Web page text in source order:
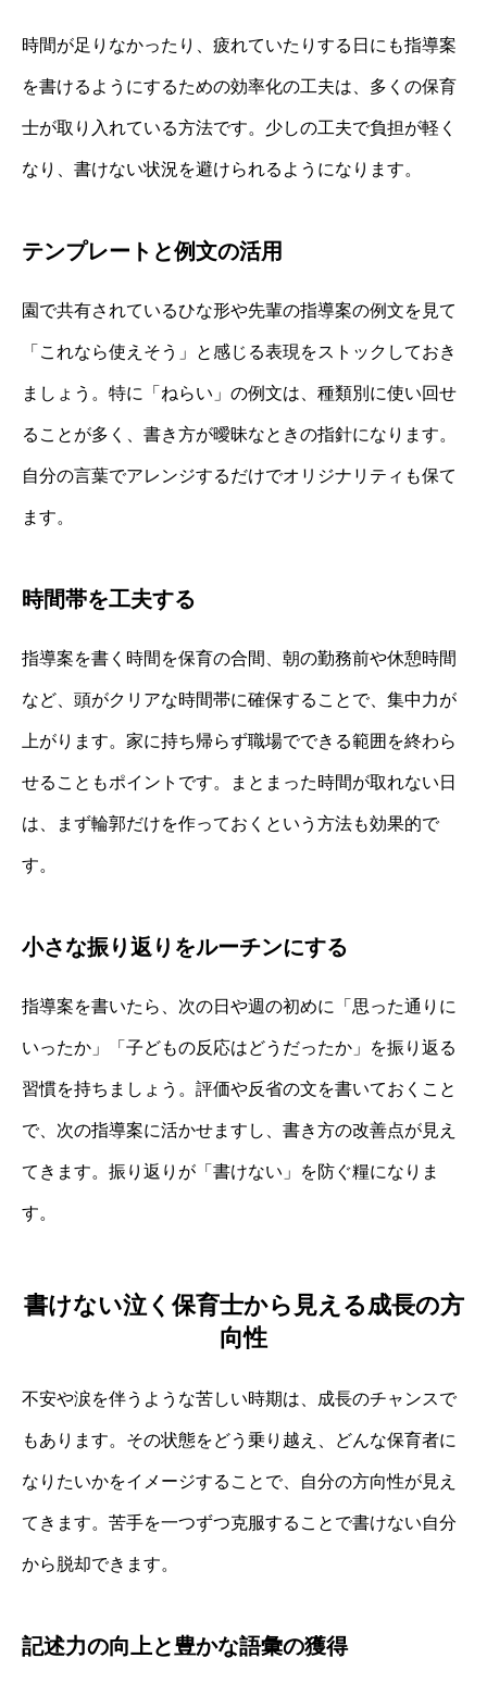
時間が足りなかったり、疲れていたりする日にも指導案
を書けるようにするための効率化の工夫は、多くの保育
士が取り入れている方法です。少しの工夫で負担が軽く
なり、書けない状況を避けられるようになります。
テンプレートと例文の活用
園で共有されているひな形や先輩の指導案の例文を見て
「これなら使えそう」と感じる表現をストックしておき
ましょう。特に「ねらい」の例文は、種類別に使い回せ
ることが多く、書き方が曖昧なときの指針になります。
自分の言葉でアレンジするだけでオリジナリティも保て
ます。
時間帯を工夫する
指導案を書く時間を保育の合間、朝の勤務前や休憩時間
など、頭がクリアな時間帯に確保することで、集中力が
上がります。家に持ち帰らず職場でできる範囲を終わら
せることもポイントです。まとまった時間が取れない日
は、まず輪郭だけを作っておくという方法も効果的で
す。
小さな振り返りをルーチンにする
指導案を書いたら、次の日や週の初めに「思った通りに
いったか」「子どもの反応はどうだったか」を振り返る
習慣を持ちましょう。評価や反省の文を書いておくこと
で、次の指導案に活かせますし、書き方の改善点が見え
てきます。振り返りが「書けない」を防ぐ糧になりま
す。
書けない泣く保育士から見える成長の方
向性
不安や涙を伴うような苦しい時期は、成長のチャンスで
もあります。その状態をどう乗り越え、どんな保育者に
なりたいかをイメージすることで、自分の方向性が見え
てきます。苦手を一つずつ克服することで書けない自分
から脱却できます。
記述力の向上と豊かな語彙の獲得